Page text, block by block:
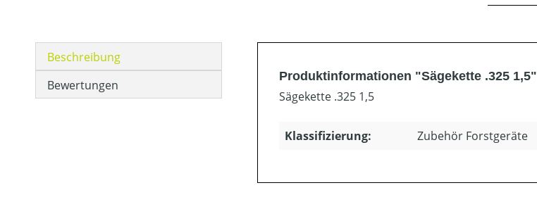
Beschreibung
Bewertungen
Produktinformationen "Sägekette .325 1,5"
Sägekette .325 1,5
Klassifizierung: Zubehör Forstgeräte